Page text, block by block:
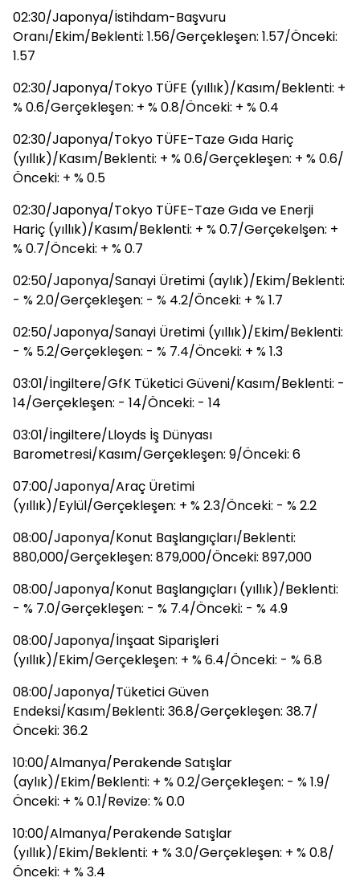
02:30/Japonya/İstihdam-Başvuru
Oranı/Ekim/Beklenti: 1.56/Gerçekleşen: 1.57/Önceki:
1.57
02:30/Japonya/Tokyo TÜFE (yıllık)/Kasım/Beklenti: +
% 0.6/Gerçekleşen: + % 0.8/Önceki: + % 0.4
02:30/Japonya/Tokyo TÜFE-Taze Gıda Hariç
(yıllık)/Kasım/Beklenti: + % 0.6/Gerçekleşen: + % 0.6/
Önceki: + % 0.5
02:30/Japonya/Tokyo TÜFE-Taze Gıda ve Enerji
Hariç (yıllık)/Kasım/Beklenti: + % 0.7/Gerçekelşen: +
% 0.7/Önceki: + % 0.7
02:50/Japonya/Sanayi Üretimi (aylık)/Ekim/Beklenti:
- % 2.0/Gerçekleşen: - % 4.2/Önceki: + % 1.7
02:50/Japonya/Sanayi Üretimi (yıllık)/Ekim/Beklenti:
- % 5.2/Gerçekleşen: - % 7.4/Önceki: + % 1.3
03:01/İngiltere/GfK Tüketici Güveni/Kasım/Beklenti: -
14/Gerçekleşen: - 14/Önceki: - 14
03:01/İngiltere/Lloyds İş Dünyası
Barometresi/Kasım/Gerçekleşen: 9/Önceki: 6
07:00/Japonya/Araç Üretimi
(yıllık)/Eylül/Gerçekleşen: + % 2.3/Önceki: - % 2.2
08:00/Japonya/Konut Başlangıçları/Beklenti:
880,000/Gerçekleşen: 879,000/Önceki: 897,000
08:00/Japonya/Konut Başlangıçları (yıllık)/Beklenti:
- % 7.0/Gerçekleşen: - % 7.4/Önceki: - % 4.9
08:00/Japonya/İnşaat Siparişleri
(yıllık)/Ekim/Gerçekleşen: + % 6.4/Önceki: - % 6.8
08:00/Japonya/Tüketici Güven
Endeksi/Kasım/Beklenti: 36.8/Gerçekleşen: 38.7/
Önceki: 36.2
10:00/Almanya/Perakende Satışlar
(aylık)/Ekim/Beklenti: + % 0.2/Gerçekleşen: - % 1.9/
Önceki: + % 0.1/Revize: % 0.0
10:00/Almanya/Perakende Satışlar
(yıllık)/Ekim/Beklenti: + % 3.0/Gerçekleşen: + % 0.8/
Önceki: + % 3.4